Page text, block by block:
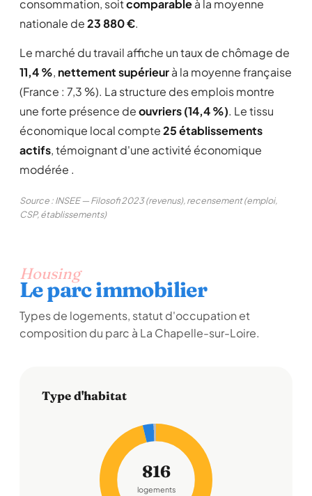
consommation, soitcomparableà la moyenne
nationale de23 880 €.
Le marché du travail affiche un taux de chômage de
11,4 %, nettement supérieurà la moyenne française
(France : 7,3 %). La structure des emplois montre
une forte présence deouvriers (14,4 %). Le tissu
économique local compte25 établissements
actifs, témoignant d'une activité économique
modérée .
Source : INSEE — Filosofi 2023 (revenus), recensement (emploi,
CSP, établissements)
Housing
Le parc immobilier
Types de logements, statut d'occupation et
composition du parc à La Chapelle-sur-Loire.
Type d'habitat
816
logements